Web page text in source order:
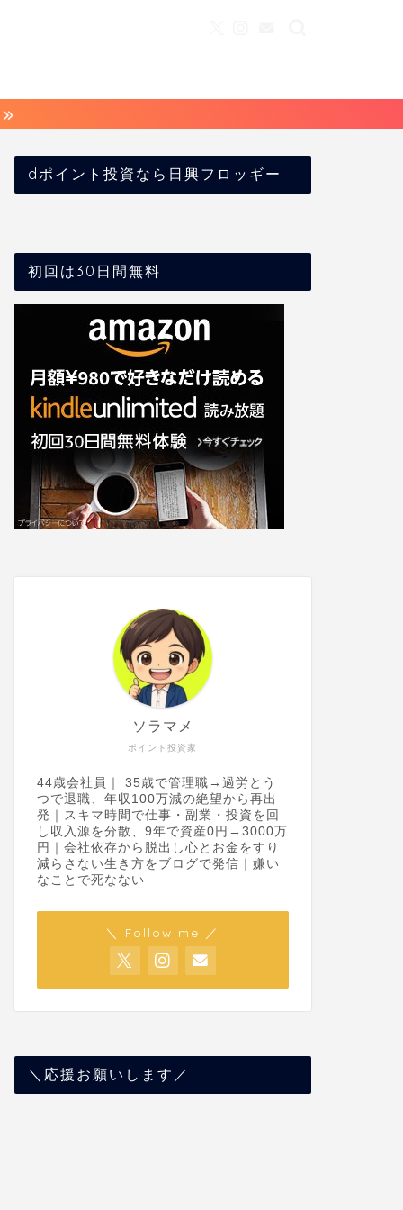
dポイント投資なら日興フロッギー
初回は30日間無料
ポイント投資家
ソラマメ
44歳会社員｜ 35歳で管理職→過労とう
つで退職、年収100万減の絶望から再出
発｜スキマ時間で仕事・副業・投資を回
し収入源を分散、9年で資産0円→3000万
円｜会社依存から脱出し心とお金をすり
減らさない生き方をブログで発信｜嫌い
なことで死なない
＼ Follow me ／
＼応援お願いします／